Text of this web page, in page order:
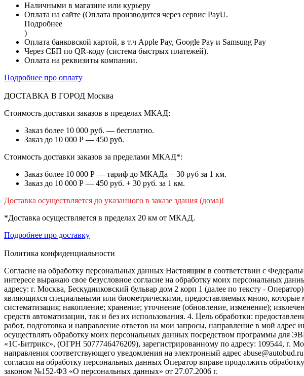
Наличными в магазине или курьеру
Оплата на сайте (Оплата производится через сервис PayU.
Подробнее
)
Оплата банковской картой, в т.ч Apple Pay, Google Pay и Samsung Pay
Через СБП по QR-коду (система быстрых платежей).
Оплата на реквизиты компании.
Подробнее про оплату
ДОСТАВКА В ГОРОД Москва
Стоимость доставки заказов в пределах МКАД:
Заказ более 10 000 руб. — бесплатно.
Заказ до 10 000 Р — 450 руб.
Стоимость доставки заказов за пределами МКАД*:
Заказ более 10 000 Р — тариф до МКАДа + 30 руб за 1 км.
Заказ до 10 000 Р — 450 руб. + 30 руб. за 1 км.
Доставка осуществляется до указанного в заказе здания (дома)!
*Доставка осуществляется в пределах 20 км от МКАД.
Подробнее про доставку
Политика конфиденциальности
Согласие на обработку персональных данных Настоящим в соответствии с
интересе выражаю свое безусловное согласие на обработку моих персональных
адресу: г. Москва, Бескудниковский бульвар дом 2 корп 1 (далее по тексту -
являющихся специальными или биометрическими, предоставляемых мною, которые
систематизация; накопление; хранение; уточнение (обновление, изменение);
средств автоматизации, так и без их использования. 4. Цель обработки:
работ, подготовка и направление ответов на мои запросы, направление в мой
осуществлять обработку моих персональных данных посредством программы для
«1С-Битрикс», (ОГРН 5077746476209), зарегистрированному по адресу: 109544, г.
направления соответствующего уведомления на электронный адрес
согласия на обработку персональных данных Оператор вправе продолжить
законом №152-ФЗ «О персональных данных» от 27.07.2006 г.